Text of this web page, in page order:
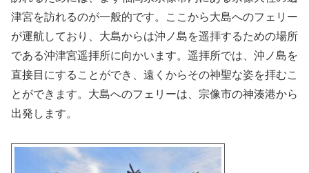
津宮を訪れるのが一般的です。ここから大島へのフェリー
が運航しており、大島からは沖ノ島を遥拝するための場所
である沖津宮遥拝所に向かいます。遥拝所では、沖ノ島を
直接目にすることができ、遠くからその神聖な姿を拝むこ
とができます。大島へのフェリーは、宗像市の神湊港から
出発します。